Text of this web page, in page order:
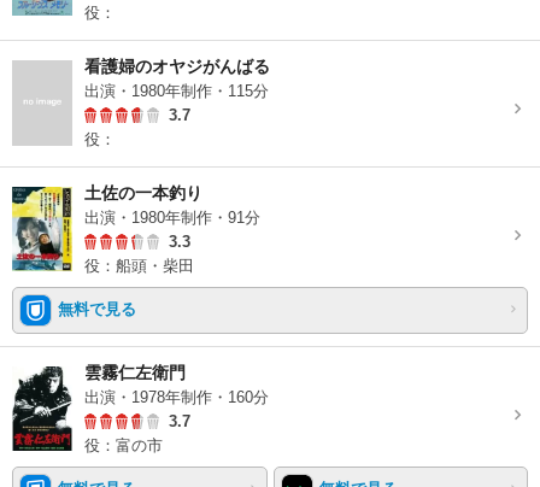
役：
看護婦のオヤジがんばる
出演・1980年制作・115分
3.7
役：
土佐の一本釣り
出演・1980年制作・91分
3.3
役：船頭・柴田
無料で見る
雲霧仁左衛門
出演・1978年制作・160分
3.7
役：富の市